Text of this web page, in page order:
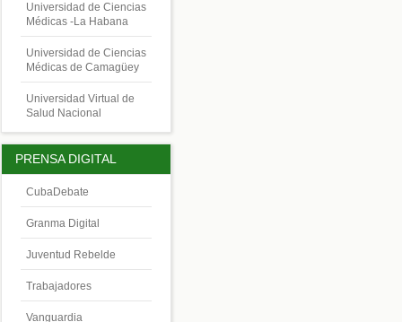
Universidad de Ciencias
Médicas -La Habana
Universidad de Ciencias
Médicas de Camagüey
Universidad Virtual de
Salud Nacional
PRENSA DIGITAL
CubaDebate
Granma Digital
Juventud Rebelde
Trabajadores
Vanguardia